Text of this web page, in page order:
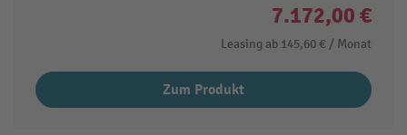
7.172,00 €
Leasing ab 145,60 € / Monat
Zum Produkt